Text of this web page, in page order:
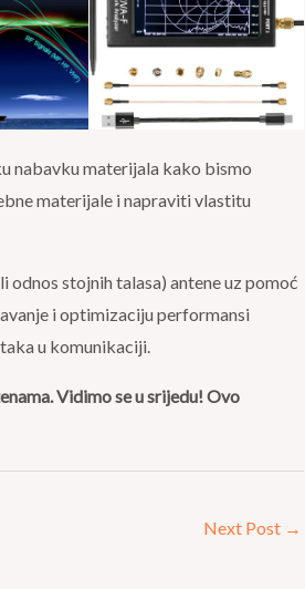
nabavku materijala kako bismo
materijale i napraviti vlastitu
odnos stojnih talasa) antene uz pomoć
i optimizaciju performansi
u komunikaciji.
Vidimo se u srijedu! Ovo
Next Post →